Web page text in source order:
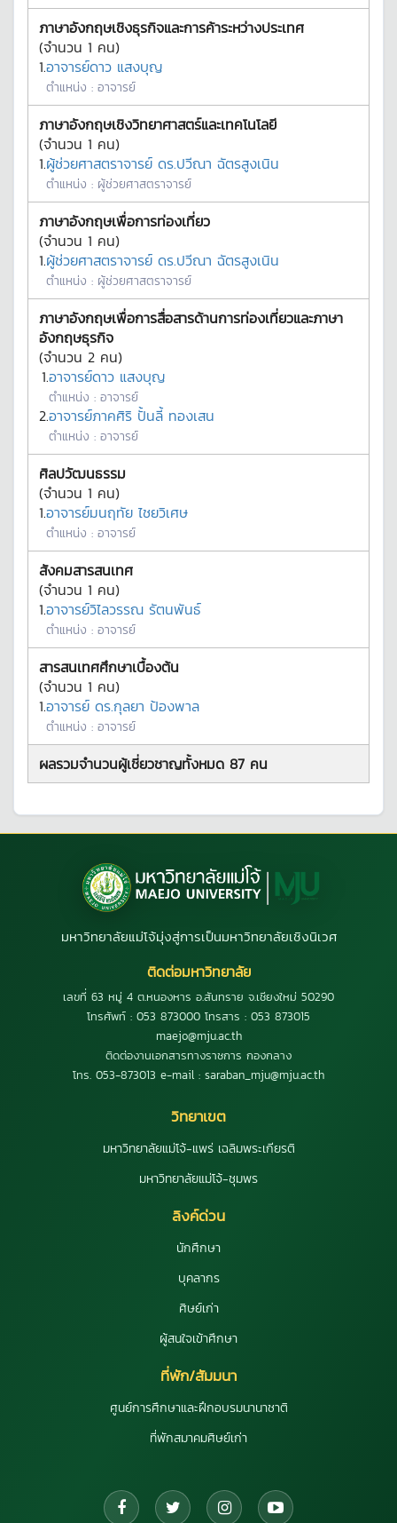
ภาษาอังกฤษเชิงธุรกิจและการค้าระหว่างประเทศ
(จำนวน 1 คน)
1.อาจารย์ดาว แสงบุญ
ตำแหน่ง : อาจารย์
ภาษาอังกฤษเชิงวิทยาศาสตร์และเทคโนโลยี
(จำนวน 1 คน)
1.ผู้ช่วยศาสตราจารย์ ดร.ปวีณา ฉัตรสูงเนิน
ตำแหน่ง : ผู้ช่วยศาสตราจารย์
ภาษาอังกฤษเพื่อการท่องเที่ยว
(จำนวน 1 คน)
1.ผู้ช่วยศาสตราจารย์ ดร.ปวีณา ฉัตรสูงเนิน
ตำแหน่ง : ผู้ช่วยศาสตราจารย์
ภาษาอังกฤษเพื่อการสื่อสารด้านการท่องเที่ยวและภาษา
อังกฤษธุรกิจ
(จำนวน 2 คน)
1.อาจารย์ดาว แสงบุญ
ตำแหน่ง : อาจารย์
2.อาจารย์ภาคศิริ ปั้นลี้ ทองเสน
ตำแหน่ง : อาจารย์
ศิลปวัฒนธรรม
(จำนวน 1 คน)
1.อาจารย์มนฤทัย ไชยวิเศษ
ตำแหน่ง : อาจารย์
สังคมสารสนเทศ
(จำนวน 1 คน)
1.อาจารย์วิไลวรรณ รัตนพันธ์
ตำแหน่ง : อาจารย์
สารสนเทศศึกษาเบื้องต้น
(จำนวน 1 คน)
1.อาจารย์ ดร.กุลยา ป้องพาล
ตำแหน่ง : อาจารย์
ผลรวมจำนวนผู้เชี่ยวชาญทั้งหมด 87 คน
มหาวิทยาลัยแม่โจ้มุ่งสู่การเป็นมหาวิทยาลัยเชิงนิเวศ
ติดต่อมหาวิทยาลัย
เลขที่ 63 หมู่ 4 ต.หนองหาร อ.สันทราย จ.เชียงใหม่ 50290
โทรศัพท์ : 053 873000 โทรสาร : 053 873015
maejo@mju.ac.th
ติดต่องานเอกสารทางราชการ กองกลาง
โทร. 053-873013 e-mail : saraban_mju@mju.ac.th
วิทยาเขต
มหาวิทยาลัยแม่โจ้-แพร่ เฉลิมพระเกียรติ
มหาวิทยาลัยแม่โจ้-ชุมพร
ลิงค์ด่วน
นักศึกษา
บุคลากร
ศิษย์เก่า
ผู้สนใจเข้าศึกษา
ที่พัก/สัมมนา
ศูนย์การศึกษาและฝึกอบรมนานาชาติ
ที่พักสมาคมศิษย์เก่า